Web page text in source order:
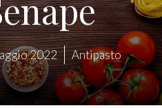
2022 Antipasto